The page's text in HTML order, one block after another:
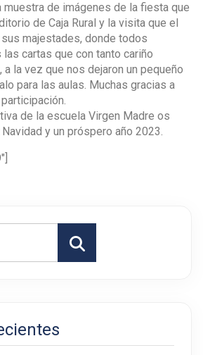
muestra de imágenes de la fiesta que
de Caja Rural y la visita que el
majestades, donde todos
cartas que con tanto cariño
a la vez que nos dejaron un pequeño
para las aulas. Muchas gracias a
de la escuela Virgen Madre os
y un próspero año 2023.
Buscar